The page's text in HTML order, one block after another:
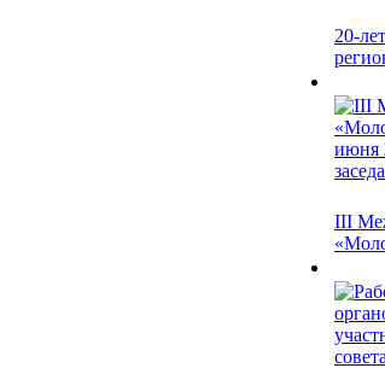
20-
III